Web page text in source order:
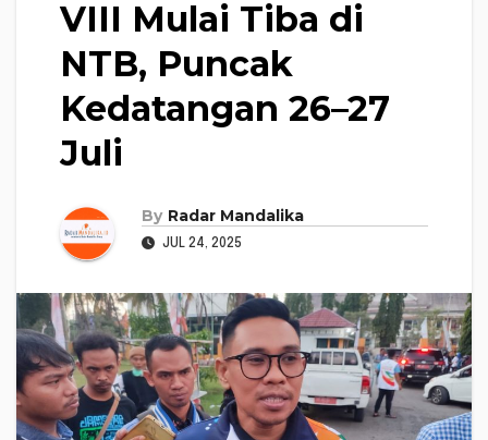
VIII Mulai Tiba di
NTB, Puncak
Kedatangan 26–27
Juli
By Radar Mandalika
JUL 24, 2025